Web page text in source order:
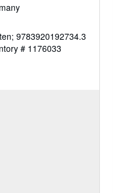
9783920192734.3
# 1176033